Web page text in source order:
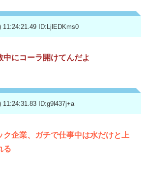
11:24:21.49 ID:LjlEDKms0
中にコーラ開けてんだよ
11:24:31.83 ID:g9l437j+a
ク企業、ガチで仕事中は水だけと上
る